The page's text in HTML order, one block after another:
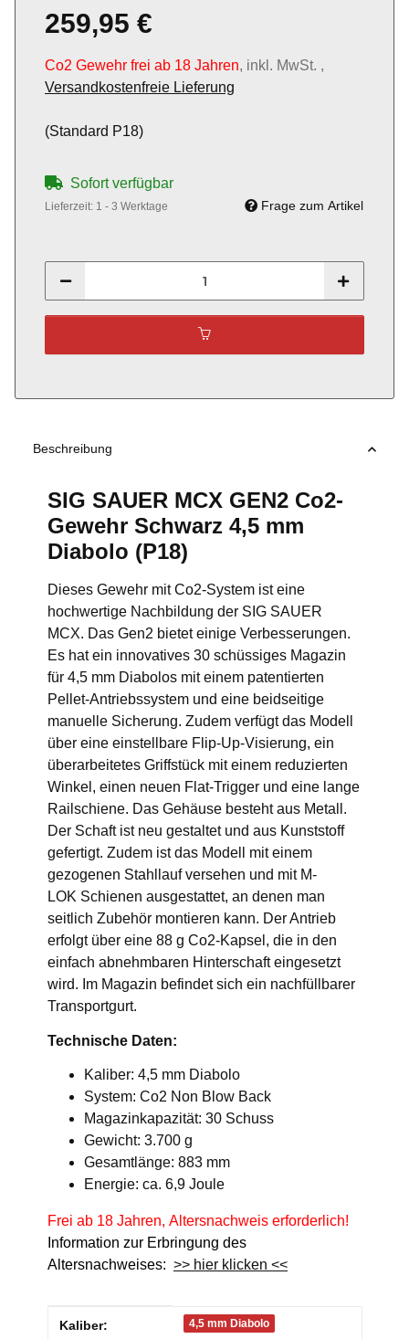
259,95 €
Co2 Gewehr frei ab 18 Jahren, inkl. MwSt. ,
Versandkostenfreie Lieferung
(Standard P18)
Sofort verfügbar
Lieferzeit: 1 - 3 Werktage Frage zum Artikel
Beschreibung
SIG SAUER MCX GEN2 Co2-
Gewehr Schwarz 4,5 mm
Diabolo (P18)
Dieses Gewehr mit Co2-System ist eine
hochwertige Nachbildung der SIG SAUER
MCX. Das Gen2 bietet einige Verbesserungen.
Es hat ein innovatives 30 schüssiges Magazin
für 4,5 mm Diabolos mit einem patentierten
Pellet-Antriebssystem und eine beidseitige
manuelle Sicherung. Zudem verfügt das Modell
über eine einstellbare Flip-Up-Visierung, ein
überarbeitetes Griffstück mit einem reduzierten
Winkel, einen neuen Flat-Trigger und eine lange
Railschiene. Das Gehäuse besteht aus Metall.
Der Schaft ist neu gestaltet und aus Kunststoff
gefertigt. Zudem ist das Modell mit einem
gezogenen Stahllauf versehen und mit M-
LOK Schienen ausgestattet, an denen man
seitlich Zubehör montieren kann. Der Antrieb
erfolgt über eine 88 g Co2-Kapsel, die in den
einfach abnehmbaren Hinterschaft eingesetzt
wird. Im Magazin befindet sich ein nachfüllbarer
Transportgurt.
Technische Daten:
Kaliber: 4,5 mm Diabolo
System: Co2 Non Blow Back
Magazinkapazität: 30 Schuss
Gewicht: 3.700 g
Gesamtlänge: 883 mm
Energie: ca. 6,9 Joule
Frei ab 18 Jahren, Altersnachweis erforderlich!
Information zur Erbringung des
Altersnachweises: >> hier klicken <<
Produkteigenschaft
Wert
Kaliber: 4,5 mm Diabolo